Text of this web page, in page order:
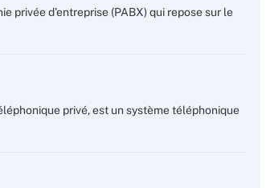
privée d’entreprise (PABX) qui repose sur le
privé, est un système téléphonique